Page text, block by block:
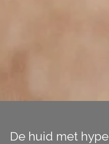
De huid met